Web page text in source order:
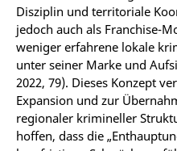
Disziplin und territoriale
jedoch auch als Franchise-
weniger erfahrene lokale
unter seiner Marke und
2022, 79). Dieses Konzept
Expansion und zur
regionaler krimineller
hoffen, dass die